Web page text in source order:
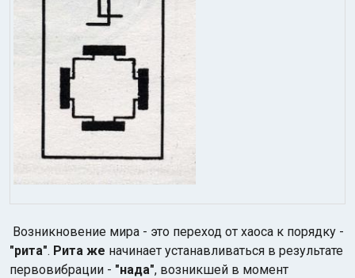
Возникновение мира - это переход от хаоса к порядку -
"рита". Рита же начинает устанавливаться в результате
первовибрации - "нада", возникшей в момент